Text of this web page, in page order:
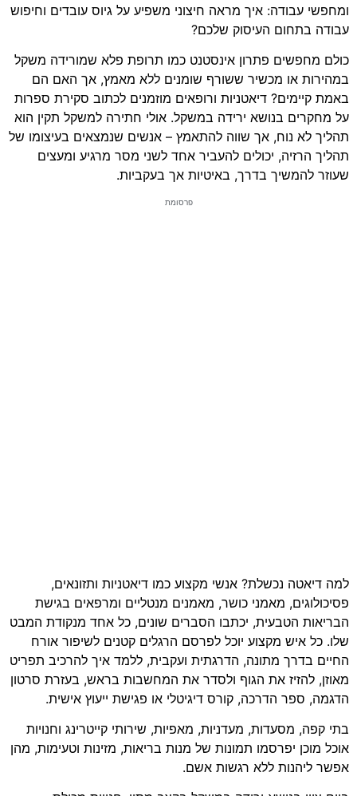
ומחפשי עבודה: איך מראה חיצוני משפיע על גיוס עובדים וחיפוש
עבודה בתחום העיסוק שלכם?
כולם מחפשים פתרון אינסטנט כמו תרופת פלא שמורידה משקל
במהירות או מכשיר ששורף שומנים ללא מאמץ, אך האם הם
באמת קיימים? דיאטניות ורופאים מוזמנים לכתוב סקירת ספרות
על מחקרים בנושא ירידה במשקל. אולי חתירה למשקל תקין הוא
תהליך לא נוח, אך שווה להתאמץ – אנשים שנמצאים בעיצומו של
תהליך הרזיה, יכולים להעביר אחד לשני מסר מרגיע ומעצים
שעוזר להמשיך בדרך, באיטיות אך בעקביות.
פרסומת
למה דיאטה נכשלת? אנשי מקצוע כמו דיאטניות ותזונאים,
פסיכולוגים, מאמני כושר, מאמנים מנטליים ומרפאים בגישת
הבריאות הטבעית, יכתבו הסברים שונים, כל אחד מנקודת המבט
שלו. כל איש מקצוע יוכל לפרסם הרגלים קטנים לשיפור אורח
החיים בדרך מתונה, הדרגתית ועקבית, ללמד איך להרכיב תפריט
מאוזן, להזיז את הגוף ולסדר את המחשבות בראש, בעזרת סרטון
הדגמה, ספר הדרכה, קורס דיגיטלי או פגישת ייעוץ אישית.
בתי קפה, מסעדות, מעדניות, מאפיות, שירותי קייטרינג וחנויות
אוכל מוכן יפרסמו תמונות של מנות בריאות, מזינות וטעימות, מהן
אפשר ליהנות ללא רגשות אשם.